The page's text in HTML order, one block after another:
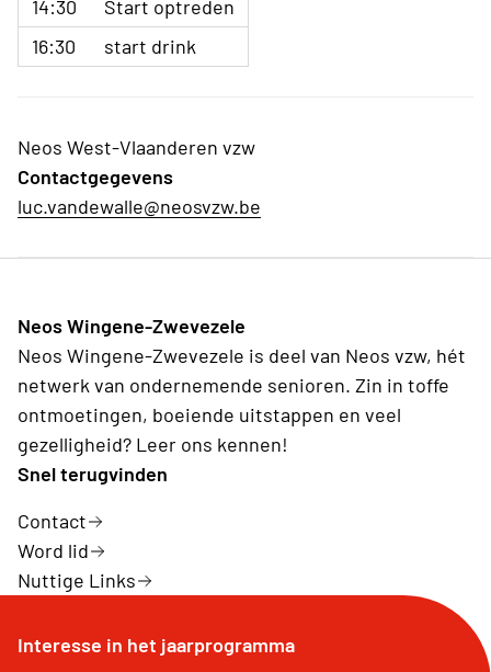
14:30
Start optreden
16:30
start drink
Neos West-Vlaanderen vzw
Contactgegevens
luc.vandewalle@neosvzw.be
Neos Wingene-Zwevezele
Neos Wingene-Zwevezele is deel van Neos vzw, hét
netwerk van ondernemende senioren. Zin in toffe
ontmoetingen, boeiende uitstappen en veel
gezelligheid? Leer ons kennen!
Snel terugvinden
Contact
Word lid
Nuttige Links
Interesse in het jaarprogramma